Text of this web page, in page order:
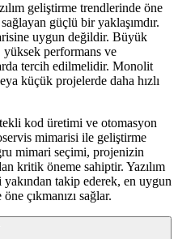
geliştirme trendlerinde öne
güçlü bir yaklaşımdır.
uygun değildir. Büyük
yüksek performans ve
tercih edilmelidir. Monolit
küçük projelerde daha hızlı
kod üretimi ve otomasyon
mimarisi ile geliştirme
mimari seçimi, projenizin
kritik öneme sahiptir. Yazılım
takip ederek, en uygun
çıkmanızı sağlar.